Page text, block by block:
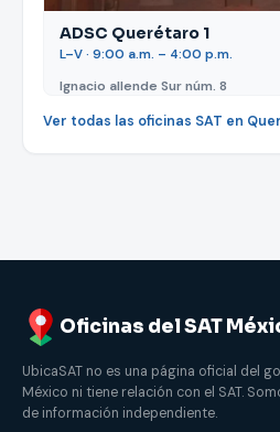
ADSC Querétaro 1
L–V · 9:00 a.m. – 4:00 p.m.
Ignacio allende Sur núm. 8
Ver todas las oficinas SAT en
Oficinas del SAT
UbicaSAT no es una página oficial del
México ni tiene relación con el SAT.
de información independiente.